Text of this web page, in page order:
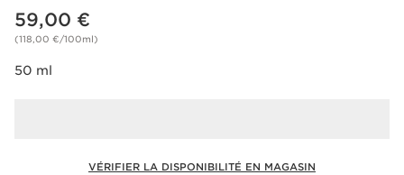
Nouveau prix 59,00 €
59,00 €
(118,00 €/100ml)
50 ml
VÉRIFIER LA DISPONIBILITÉ EN MAGASIN